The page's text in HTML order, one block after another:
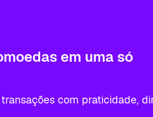
em uma só
com praticidade,